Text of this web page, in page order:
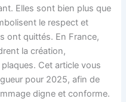
Elles sont bien plus que
le respect et
ont quittés. En France,
la création,
plaques. Cet article vous
pour 2025, afin de
digne et conforme.